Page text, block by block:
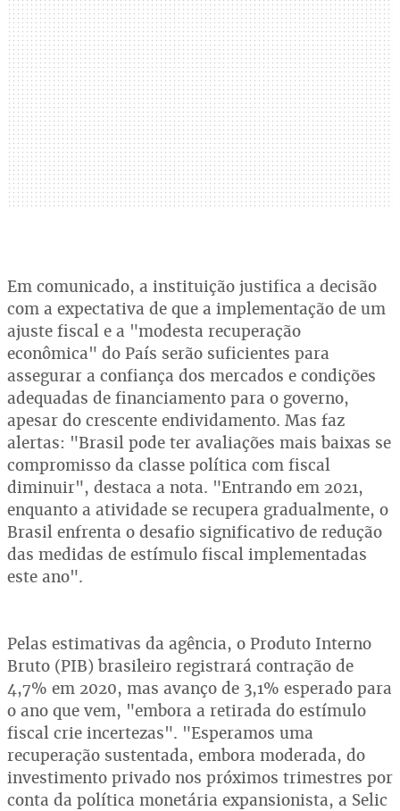
Em comunicado, a instituição justifica a decisão
com a expectativa de que a implementação de um
ajuste fiscal e a "modesta recuperação
econômica" do País serão suficientes para
assegurar a confiança dos mercados e condições
adequadas de financiamento para o governo,
apesar do crescente endividamento. Mas faz
alertas: "Brasil pode ter avaliações mais baixas se
compromisso da classe política com fiscal
diminuir", destaca a nota. "Entrando em 2021,
enquanto a atividade se recupera gradualmente, o
Brasil enfrenta o desafio significativo de redução
das medidas de estímulo fiscal implementadas
este ano".
Pelas estimativas da agência, o Produto Interno
Bruto (PIB) brasileiro registrará contração de
4,7% em 2020, mas avanço de 3,1% esperado para
o ano que vem, "embora a retirada do estímulo
fiscal crie incertezas". "Esperamos uma
recuperação sustentada, embora moderada, do
investimento privado nos próximos trimestres por
conta da política monetária expansionista, a Selic